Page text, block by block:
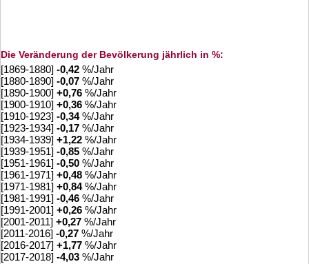
Die Veränderung der Bevölkerung jährlich in %:
[1869-1880] -0,42 %/Jahr
[1880-1890] -0,07 %/Jahr
[1890-1900] +0,76 %/Jahr
[1900-1910] +0,36 %/Jahr
[1910-1923] -0,34%/Jahr
[1923-1934] -0,17 %/Jahr
[1934-1939] +1,22 %/Jahr
[1939-1951] -0,85 %/Jahr
[1951-1961] -0,50 %/Jahr
[1961-1971] +0,48 %/Jahr
[1971-1981] +0,84%/Jahr
[1981-1991] -0,46 %/Jahr
[1991-2001] +0,26 %/Jahr
[2001-2011] +0,27 %/Jahr
[2011-2016] -0,27 %/Jahr
[2016-2017] +1,77 %/Jahr
[2017-2018] -4,03 %/Jahr